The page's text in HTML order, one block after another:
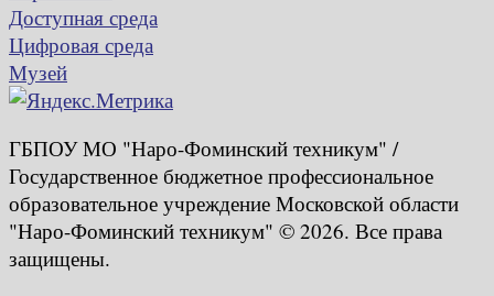
Доступная среда
Цифровая среда
Музей
ГБПОУ МО "Наро-Фоминский техникум" /
Государственное бюджетное профессиональное
образовательное учреждение Московской области
"Наро-Фоминский техникум" © 2026. Все права
защищены.